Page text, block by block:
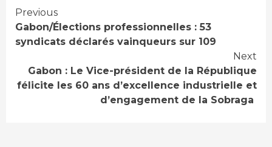
Continue
Reading
Previous
Gabon/Élections professionnelles : 53
syndicats déclarés vainqueurs sur 109
Next
Gabon : Le Vice-président de la République
félicite les 60 ans d’excellence industrielle et
d’engagement de la Sobraga